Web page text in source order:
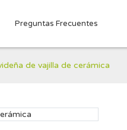
Preguntas Frecuentes
de vajilla de cerámica